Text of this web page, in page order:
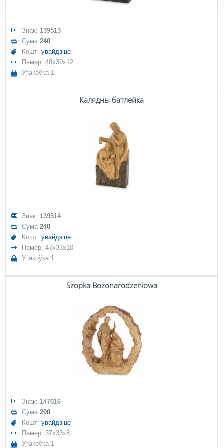
Знак: 139513
Сума240
Кошт:увайдзіце
Памер: 48x30x12
Упакоўка 1
Калядны батлейка
Знак: 139514
Сума240
Кошт:увайдзіце
Памер: 47x33x10
Упакоўка 1
Szopka Bożonarodzeniowa
Знак: 147016
Сума200
Кошт:увайдзіце
Памер: 37x33x8
Упакоўка 1